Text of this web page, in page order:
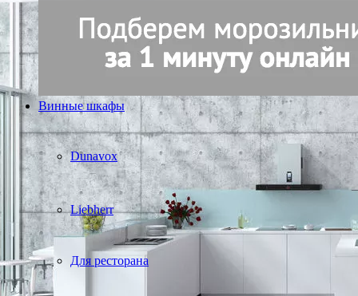
Винные шкафы
Dunavox
Liebherr
Для ресторана